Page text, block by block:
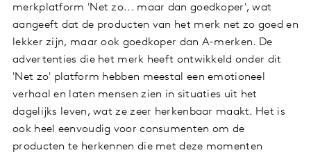
merkplatform 'Net zo... maar dan goedkoper', wat
aangeeft dat de producten van het merk net zo goed en
lekker zijn, maar ook goedkoper dan A-merken. De
advertenties die het merk heeft ontwikkeld onder dit
'Net zo' platform hebben meestal een emotioneel
verhaal en laten mensen zien in situaties uit het
dagelijks leven, wat ze zeer herkenbaar maakt. Het is
ook heel eenvoudig voor consumenten om de
producten te herkennen die met deze momenten